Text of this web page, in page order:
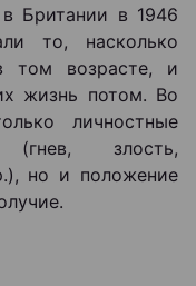
Британии в 1946
то, насколько
том возрасте, и
жизнь потом. Во
личностные
(гнев, злость,
но и положение